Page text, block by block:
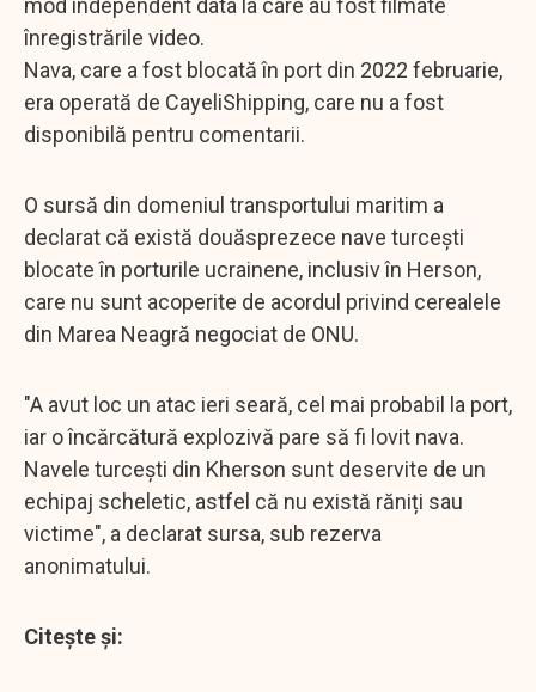
înregistrările video.
Nava, care a fost blocată în port din 2022 februarie,
era operată de CayeliShipping, care nu a fost
disponibilă pentru comentarii.
O sursă din domeniul transportului maritim a
declarat că există douăsprezece nave turcești
blocate în porturile ucrainene, inclusiv în Herson,
care nu sunt acoperite de acordul privind cerealele
din Marea Neagră negociat de ONU.
"A avut loc un atac ieri seară, cel mai probabil la port,
iar o încărcătură explozivă pare să fi lovit nava.
Navele turcești din Kherson sunt deservite de un
echipaj scheletic, astfel că nu există răniți sau
victime", a declarat sursa, sub rezerva
anonimatului.
Citește și: